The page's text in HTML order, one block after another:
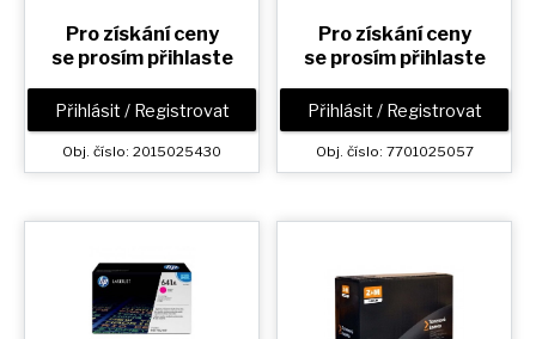
Pro získání ceny
se prosím přihlaste
Přihlásit / Registrovat
Obj. číslo: 2015025430
Pro získání ceny
se prosím přihlaste
Přihlásit / Registrovat
Obj. číslo: 7701025057